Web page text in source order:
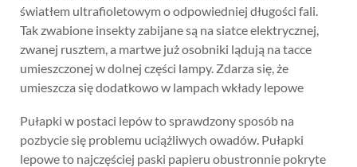
światłem ultrafioletowym o odpowiedniej długości fali.
Tak zwabione insekty zabijane są na siatce elektrycznej,
zwanej rusztem, a martwe już osobniki lądują na tacce
umieszczonej w dolnej części lampy. Zdarza się, że
umieszcza się dodatkowo w lampach wkłady lepowe
Pułapki w postaci lepów to sprawdzony sposób na
pozbycie się problemu uciążliwych owadów. Pułapki
lepowe to najczęściej paski papieru obustronnie pokryte